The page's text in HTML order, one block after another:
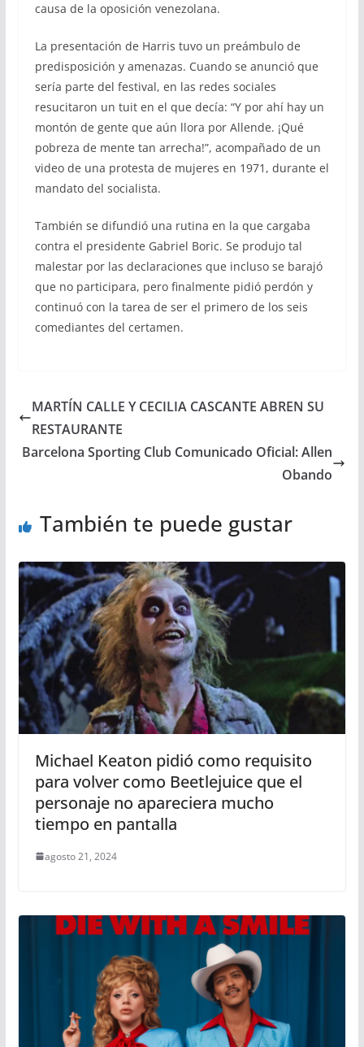
causa de la oposición venezolana.
La presentación de Harris tuvo un preámbulo de
predisposición y amenazas. Cuando se anunció que
sería parte del festival, en las redes sociales
resucitaron un tuit en el que decía: “Y por ahí hay un
montón de gente que aún llora por Allende. ¡Qué
pobreza de mente tan arrecha!”, acompañado de un
video de una protesta de mujeres en 1971, durante el
mandato del socialista.
También se difundió una rutina en la que cargaba
contra el presidente Gabriel Boric. Se produjo tal
malestar por las declaraciones que incluso se barajó
que no participara, pero finalmente pidió perdón y
continuó con la tarea de ser el primero de los seis
comediantes del certamen.
MARTÍN CALLE Y CECILIA CASCANTE ABREN SU
RESTAURANTE
Barcelona Sporting Club Comunicado Oficial: Allen
Obando
También te puede gustar
Michael Keaton pidió como requisito
para volver como Beetlejuice que el
personaje no apareciera mucho
tiempo en pantalla
agosto 21, 2024